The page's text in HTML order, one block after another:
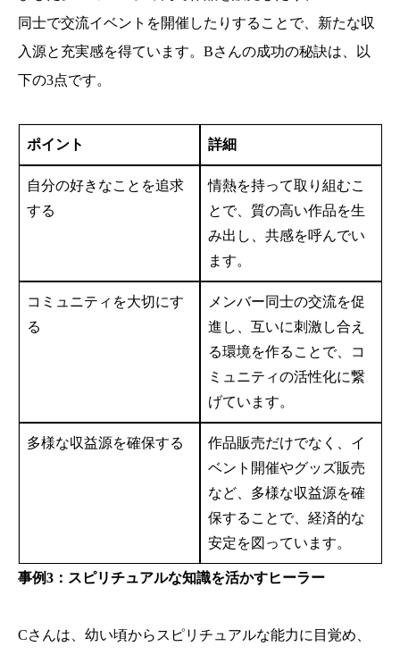
同士で交流イベントを開催したりすることで、新たな収
入源と充実感を得ています。Bさんの成功の秘訣は、以
下の3点です。
ポイント 詳細
自分の好きなことを追求
する
情熱を持って取り組むこ
とで、質の高い作品を生
み出し、共感を呼んでい
ます。
コミュニティを大切にす
る
メンバー同士の交流を促
進し、互いに刺激し合え
る環境を作ることで、コ
ミュニティの活性化に繋
げています。
多様な収益源を確保する
作品販売だけでなく、イ
ベント開催やグッズ販売
など、多様な収益源を確
保することで、経済的な
安定を図っています。
事例3：スピリチュアルな知識を活かすヒーラー
Cさんは、幼い頃からスピリチュアルな能力に目覚め、